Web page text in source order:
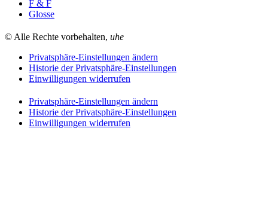
F & F
Glosse
© Alle Rechte vorbehalten, uhe
Privatsphäre-Einstellungen ändern
Historie der Privatsphäre-Einstellungen
Einwilligungen widerrufen
Privatsphäre-Einstellungen ändern
Historie der Privatsphäre-Einstellungen
Einwilligungen widerrufen